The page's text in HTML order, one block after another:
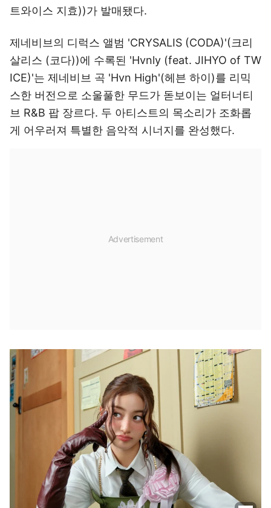
트와이스 지효))가 발매됐다.
제네비브의 디럭스 앨범 'CRYSALIS (CODA)'(크리
살리스 (코다))에 수록된 'Hvnly (feat. JIHYO of TW
ICE)'는 제네비브 곡 'Hvn High'(헤븐 하이)를 리믹
스한 버전으로 소울풀한 무드가 돋보이는 얼터너티
브 R&B 팝 장르다. 두 아티스트의 목소리가 조화롭
게 어우러져 특별한 음악적 시너지를 완성했다.